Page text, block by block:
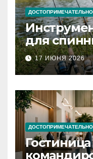
для
рыбалки:
типы
17 ИЮНЯ 2026